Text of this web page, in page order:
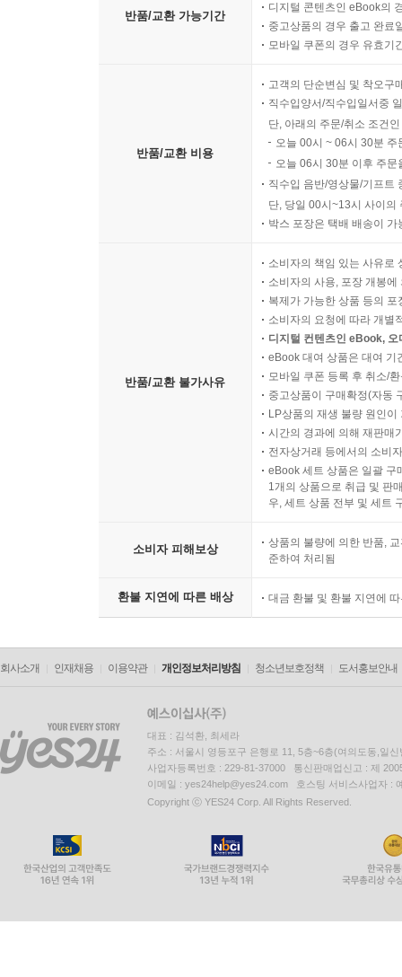
반품/교환 가능기간
디지털 콘텐츠인 eBook의
중고상품의 경우 출고 완료
모바일 쿠폰의 경우 유효기
반품/교환 비용
고객의 단순변심 및 착오구
직수입양서/직수입일서중
단, 아래의 주문/취소 조건
오늘 00시 ~ 06시 30분
오늘 06시 30분 이후 주
직수입 음반/영상물/기프트
단, 당일 00시~13시 사이의
박스 포장은 택배 배송이
반품/교환 불가사유
소비자의 책임 있는 사유로
소비자의 사용, 포장 개봉
복제가 가능한 상품 등의
소비자의 요청에 따라 개별
디지털 컨텐츠인 eBook,
eBook 대여 상품은 대여 기
모바일 쿠폰 등록 후 취소/
중고상품이 구매확정(자동
LP상품의 재생 불량 원인
시간의 경과에 의해 재판매
전자상거래 등에서의 소비
eBook 세트 상품은 일괄 구
1개의 상품으로 취급 및 판
우, 세트 상품 전부 및 세트
소비자 피해보상
상품의 불량에 의한 반품,
준하여 처리됨
환불 지연에 따른 배상 대금 환불 및 환불 지연에
회사소개 인재채용 이용약관 개인정보처리방침 청소년보호정책 도서홍보안내
대표 : 김석환, 최세라
주소 : 서울시 영등포구 은행로 11, 5층~6층(여의도동,일신
사업자등록번호 : 229-81-37000 통신판매업신고 : 제
이메일 : yes24help@yes24.com 호스팅 서비스사업자 :
Copyright ⓒ YES24 Corp. All Rights Reserved.